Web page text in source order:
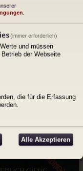
mit Formation Punkt.
.
(immer erforderlich)
und müssen
der Webseite
die für die Erfassung
Alle Akzeptieren